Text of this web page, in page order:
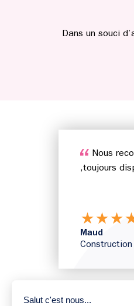
Dans un souci
Nous
,toujours
★★★
Maud